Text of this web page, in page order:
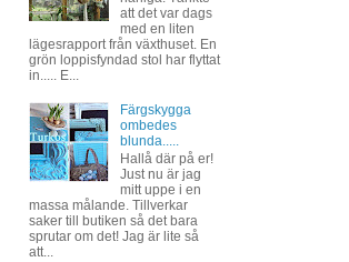
att det var dags
med en liten
lägesrapport från växthuset. En
grön loppisfyndad stol har flyttat
in..... E...
Färgskygga
ombedes
blunda.....
Hallå där på er!
Just nu är jag
mitt uppe i en
massa målande. Tillverkar
saker till butiken så det bara
sprutar om det! Jag är lite så
att...